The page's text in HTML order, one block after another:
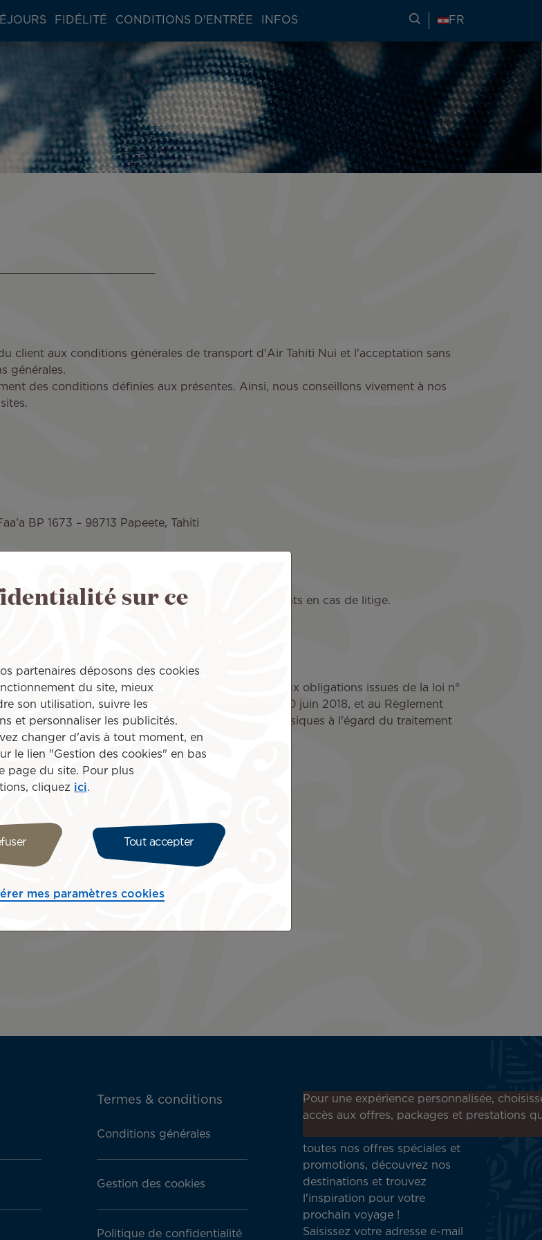
FIDÉLITÉ CONDITIONS D'ENTRÉE INFOS RECHERCHER DES
FR
client aux conditions générales de transport d'Air Tahiti Nui et l'acceptation sans
générales.
des conditions définies aux présentes. Ainsi, nous conseillons vivement à nos
BP 1673 – 98713 Papeete, Tahiti
Les tribunaux français sont les seuls compétents en cas de litige.
de l’informatique et des libertés, conformément aux obligations issues de la loi n°
et aux libertés modifiée par la loi n°2018-493 du 20 juin 2018, et au Règlement
avril 2016, relatif à la protection des personnes physiques à l'égard du traitement
ces données.
Termes & conditions
Conditions générales
Gestion des cookies
Politique de confidentialité
Inscrivez-vous à notre
newsletter !
toutes nos offres spéciales et
promotions, découvrez nos
destinations et trouvez
l'inspiration pour votre
prochain voyage !
Saisissez votre adresse e-mail
Pour une expérience personnalisée,
accès aux offres, packages et prestations
sur ce
partenaires déposons des cookies
du site, mieux
son utilisation, suivre les
et personnaliser les publicités.
changer d'avis à tout moment, en
le lien "Gestion des cookies" en bas
page du site. Pour plus
cliquez ici.
Tout accepter
mes paramètres cookies